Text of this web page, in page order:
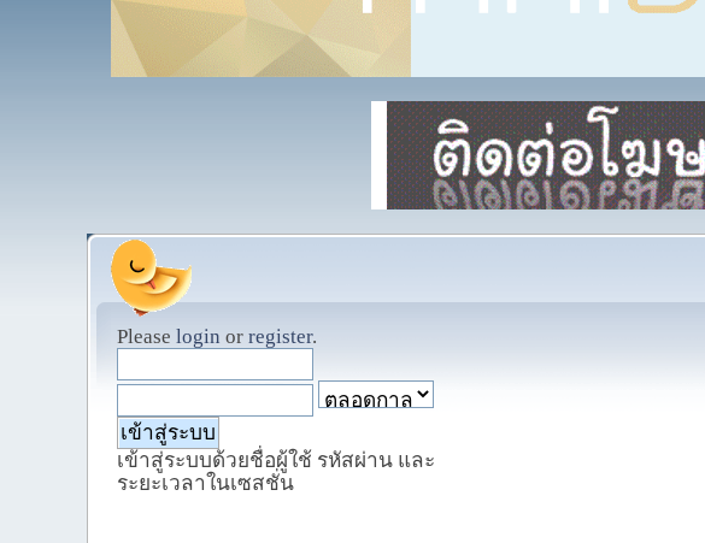
Please login or register.
เข้าสู่ระบบด้วยชื่อผู้ใช้ รหัสผ่าน และ
ระยะเวลาในเซสชั่น